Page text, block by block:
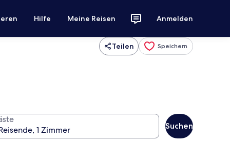
Hilfe Meine Reisen Anmelden
Teilen Speichern
Suchen